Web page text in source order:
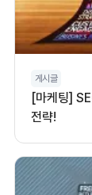
게시글
[마케팅]
전략!